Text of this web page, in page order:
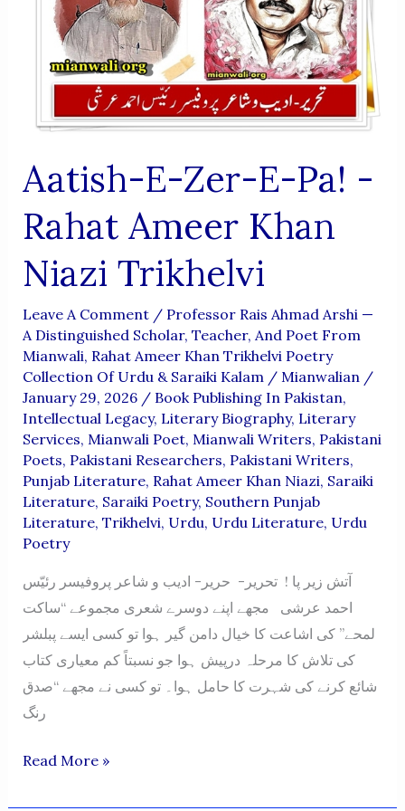
Aatish-E-Zer-E-Pa! -
Rahat Ameer Khan
Niazi Trikhelvi
Leave A Comment / Professor Rais Ahmad Arshi —
A Distinguished Scholar, Teacher, And Poet From
Mianwali, Rahat Ameer Khan Trikhelvi Poetry
Collection Of Urdu & Saraiki Kalam/ Mianwalian /
January 29, 2026 / Book Publishing In Pakistan,
Intellectual Legacy, Literary Biography, Literary
Services, Mianwali Poet, Mianwali Writers, Pakistani
Poets, Pakistani Researchers, Pakistani Writers,
Punjab Literature, Rahat Ameer Khan Niazi, Saraiki
Literature, Saraiki Poetry, Southern Punjab
Literature, Trikhelvi, Urdu, Urdu Literature, Urdu
Poetry
آتش زیر پا ! تحریر- حریر- ادیب و شاعر پروفیسر رئیّس
احمد عرشی مجھے اپنے دوسرے شعری مجموعے “ساکت
لمحے” کی اشاعت کا خیال دامن گیر ہوا تو کسی ایسے پبلشر
کی تلاش کا مرحلہ درپیش ہوا جو نسبتاً کم معیاری کتاب
شائع کرنے کی شہرت کا حامل ہوا۔ تو کسی نے مجھے “صدق
رنگ
Aatish-
Read More »